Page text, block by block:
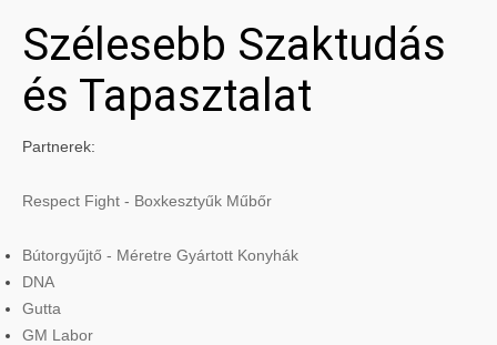
Szélesebb Szaktudás
és Tapasztalat
Partnerek:
Respect Fight - Boxkesztyűk Műbőr
Bútorgyűjtő - Méretre Gyártott Konyhák
DNA
Gutta
GM Labor